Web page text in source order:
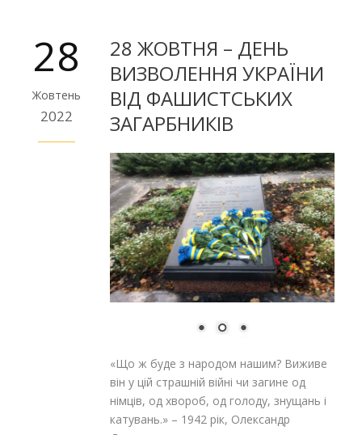
28
Жовтень
2022
28 ЖОВТНЯ – ДЕНЬ
ВИЗВОЛЕННЯ УКРАЇНИ
ВІД ФАШИСТСЬКИХ
ЗАГАРБНИКІВ
«Що ж буде з народом нашим? Виживе
він у цій страшній війні чи загине од
німців, од хвороб, од голоду, знущань і
катувань.» – 1942 рік, Олександр